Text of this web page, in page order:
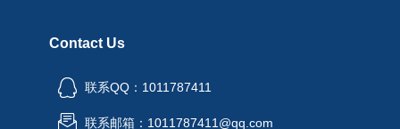
Contact Us
联系QQ：1011787411
联系邮箱：1011787411@qq.com